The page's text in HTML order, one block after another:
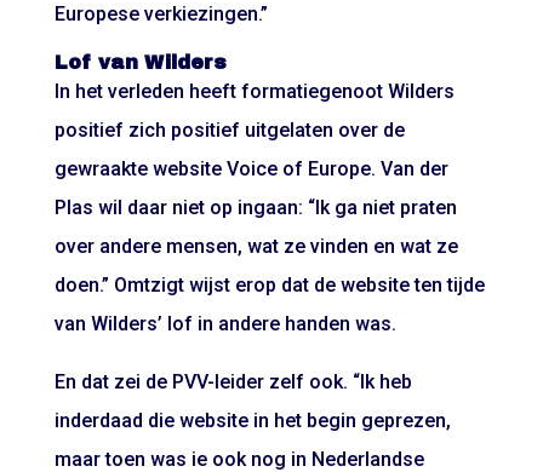
Europese verkiezingen.”
Lof van Wilders
In het verleden heeft formatiegenoot Wilders
positief zich positief uitgelaten over de
gewraakte website Voice of Europe. Van der
Plas wil daar niet op ingaan: “Ik ga niet praten
over andere mensen, wat ze vinden en wat ze
doen.” Omtzigt wijst erop dat de website ten tijde
van Wilders’ lof in andere handen was.
En dat zei de PVV-leider zelf ook. “Ik heb
inderdaad die website in het begin geprezen,
maar toen was ie ook nog in Nederlandse